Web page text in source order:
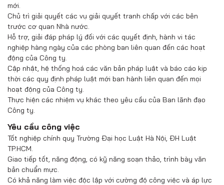
mới.
Chủ trì giải quyết các vụ giải quyết tranh chấp với các bên
trước cơ quan Nhà nước.
Hỗ trợ, giải đáp pháp lý đối với các quyết định, hành vi tác
nghiệp hàng ngày của các phòng ban liên quan đến các hoạt
động của Công ty.
Cập nhật, hệ thống hoá các văn bản pháp luật và báo cáo kịp
thời các quy định pháp luật mới ban hành liên quan đến mọi
hoạt động của Công ty.
Thực hiện các nhiệm vụ khác theo yêu cầu của Ban lãnh đạo
Công ty.
Yêu cầu công việc
Tốt nghiệp chính quy Trường Đại học Luật Hà Nội, ĐH Luật
TP.HCM.
Giao tiếp tốt, năng động, có kỹ năng soạn thảo, trình bày văn
bản chuẩn mực.
Có khả năng làm việc độc lập với cường độ công việc và áp lực